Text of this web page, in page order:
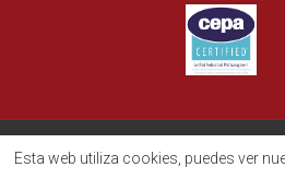
Esta web utiliza cookies, puedes ver
Belmonte Control de Higiene